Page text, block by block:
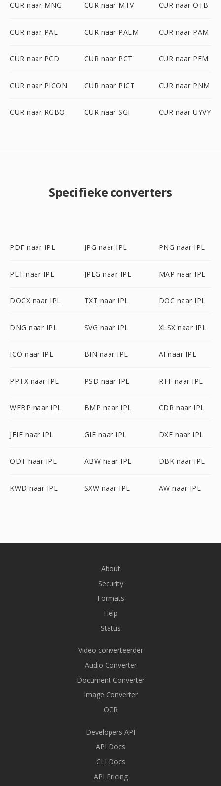
CUR naar MNG CUR naar MTV CUR naar OTB
CUR naar PAL CUR naar PALM CUR naar PAM
CUR naar PCD CUR naar PCT CUR naar PFM
CUR naar PICON CUR naar PICT CUR naar PNM
CUR naar RGBO CUR naar SGI CUR naar UYVY
Specifieke converters
PDF naar IPL JPG naar IPL PNG naar IPL
PLT naar IPL JPEG naar IPL MAP naar IPL
DOCX naar IPL TXT naar IPL DOC naar IPL
DNG naar IPL SVG naar IPL XLSX naar IPL
ICO naar IPL BIN naar IPL AI naar IPL
PPTX naar IPL PSD naar IPL RTF naar IPL
WEBP naar IPL BMP naar IPL CDR naar IPL
JFIF naar IPL GIF naar IPL DXF naar IPL
ODT naar IPL ABW naar IPL DBK naar IPL
KWD naar IPL SXW naar IPL AW naar IPL
About
Security
Formats
Help
Status
Video converteerder
Audio Converter
Document Converter
Image Converter
OCR
Developers API
API Docs
CLI Docs
API Pricing